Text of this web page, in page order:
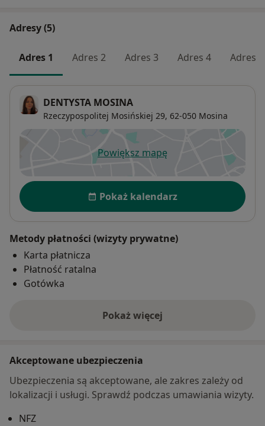
Adresy (5)
Adres 1 Adres 2 Adres 3 Adres 4 Adres 5
DENTYSTA MOSINA
Rzeczypospolitej Mosińskiej 29, 62-050 Mosina
Powiększ mapęotwiera się w nowej karcie
Dostępność
Pokaż kalendarz
Metody płatności (wizyty prywatne)
Karta płatnicza
Płatność ratalna
Gotówka
Pokaż więcej
o adresie
Akceptowane ubezpieczenia
Ubezpieczenia są akceptowane, ale zakres zależy od
lokalizacji i usługi. Sprawdź podczas umawiania wizyty.
NFZ